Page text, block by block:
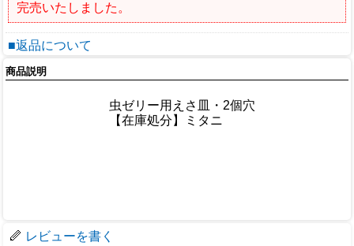
完売いたしました。
■返品について
商品説明
虫ゼリー用えさ皿・2個穴
【在庫処分】ミタニ
レビューを書く